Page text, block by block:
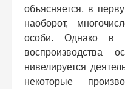
объясняется, в
наоборот,
особи. Однако в
воспроизводства
нивелируется
некоторые